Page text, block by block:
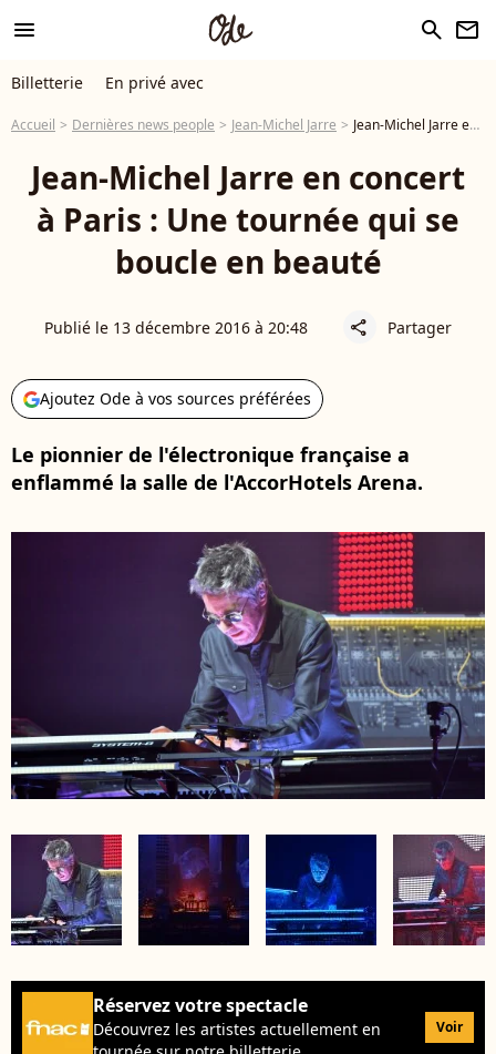
menu search newsletter
Billetterie En privé avec
Accueil Dernières news people Jean-Michel Jarre Jean-Michel Jarre en concert à Paris : Une tournée qui se boucle en beauté
Jean-Michel Jarre en concert
à Paris : Une tournée qui se
boucle en beauté
Publié le 13 décembre 2016 à 20:48 share Partager
Ajoutez Ode à vos sources préférées
Le pionnier de l'électronique française a
enflammé la salle de l'AccorHotels Arena.
Réservez votre spectacle
Découvrez les artistes actuellement en
Voir